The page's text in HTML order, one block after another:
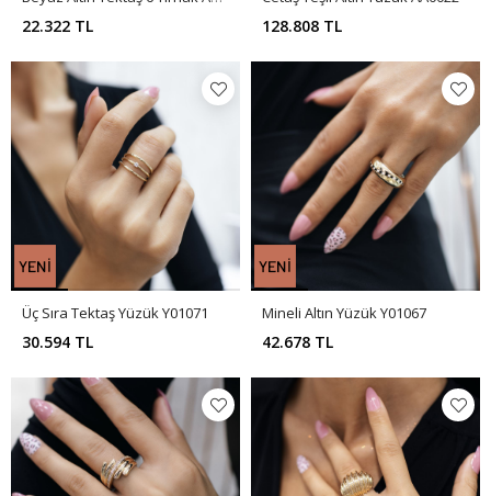
22.322 TL 128.808 TL
Üç Sıra Tektaş Yüzük Y01071
30.594 TL
Mineli Altın Yüzük Y01067
42.678 TL